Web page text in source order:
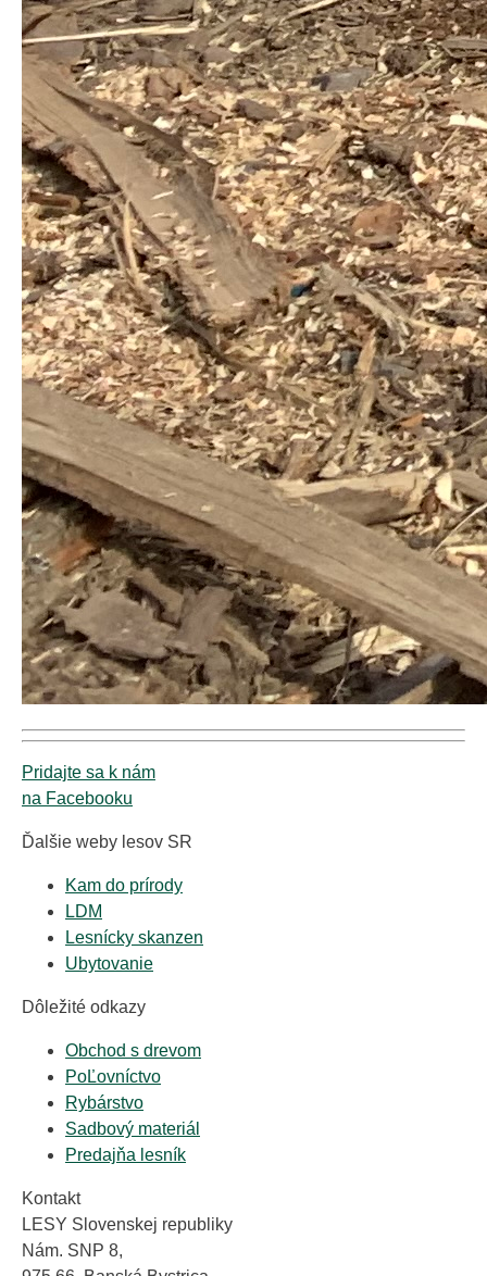
Pridajte sa k nám
na Facebooku
Ďalšie weby lesov SR
Kam do prírody
LDM
Lesnícky skanzen
Ubytovanie
Dôležité odkazy
Obchod s drevom
PoĽovníctvo
Rybárstvo
Sadbový materiál
Predajňa lesník
Kontakt
LESY Slovenskej republiky
Nám. SNP 8,